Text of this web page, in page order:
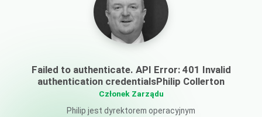
Failed to authenticate. API Error: 401 Invalid
authentication credentialsPhilip Collerton
Członek Zarządu
Philip jest dyrektorem operacyjnym